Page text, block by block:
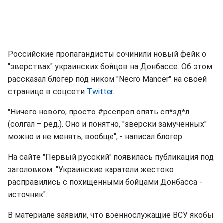
Российские пропагандисты сочинили новый фейк о
"зверствах" украинских бойцов на Донбассе. Об этом
рассказал блогер под ником "Necro Mancer" на своей
странице в соцсети Twitter.
"Ничего нового, просто #роспроп опять сп*зд*л
(солгал – ред.). Оно и понятно, "зверски замученных"
можно и не менять, вообще", - написал блогер.
На сайте "Первый русский" появилась публикация под
заголовком: "Украинские каратели жестоко
расправились с похищенными бойцами Донбасса -
источник".
В материале заявили, что военнослужащие ВСУ якобы